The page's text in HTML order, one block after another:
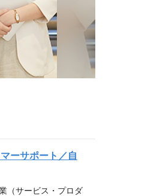
ーサポート／自
（サービス・プロダ